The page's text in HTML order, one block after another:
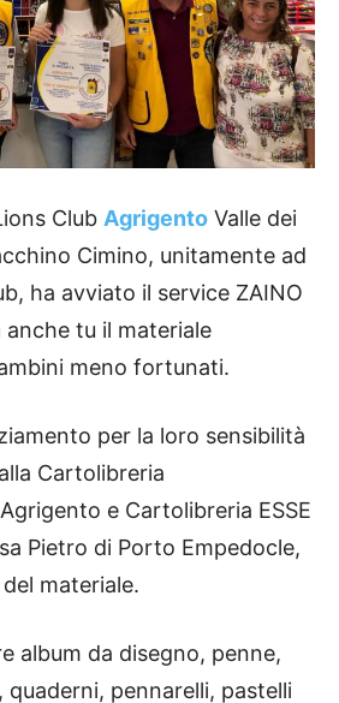
Club Agrigento Valle dei
Cimino, unitamente ad
ha avviato il service ZAINO
anche tu il materiale
meno fortunati.
per la loro sensibilità
Cartolibreria
e Cartolibreria ESSE
Pietro di Porto Empedocle,
materiale.
album da disegno, penne,
pennarelli, pastelli